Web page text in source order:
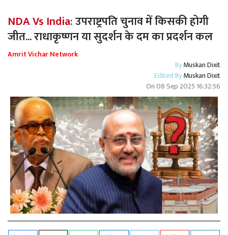
NDA Vs India:उपराष्ट्रपति चुनाव में किसकी होगी
जीत... राधाकृष्णन या सुदर्शन के दम का प्रदर्शन कल
Amrit Vichar Network
ByMuskan Dixit
Edited ByMuskan Dixit
On08 Sep 2025 16:32:56